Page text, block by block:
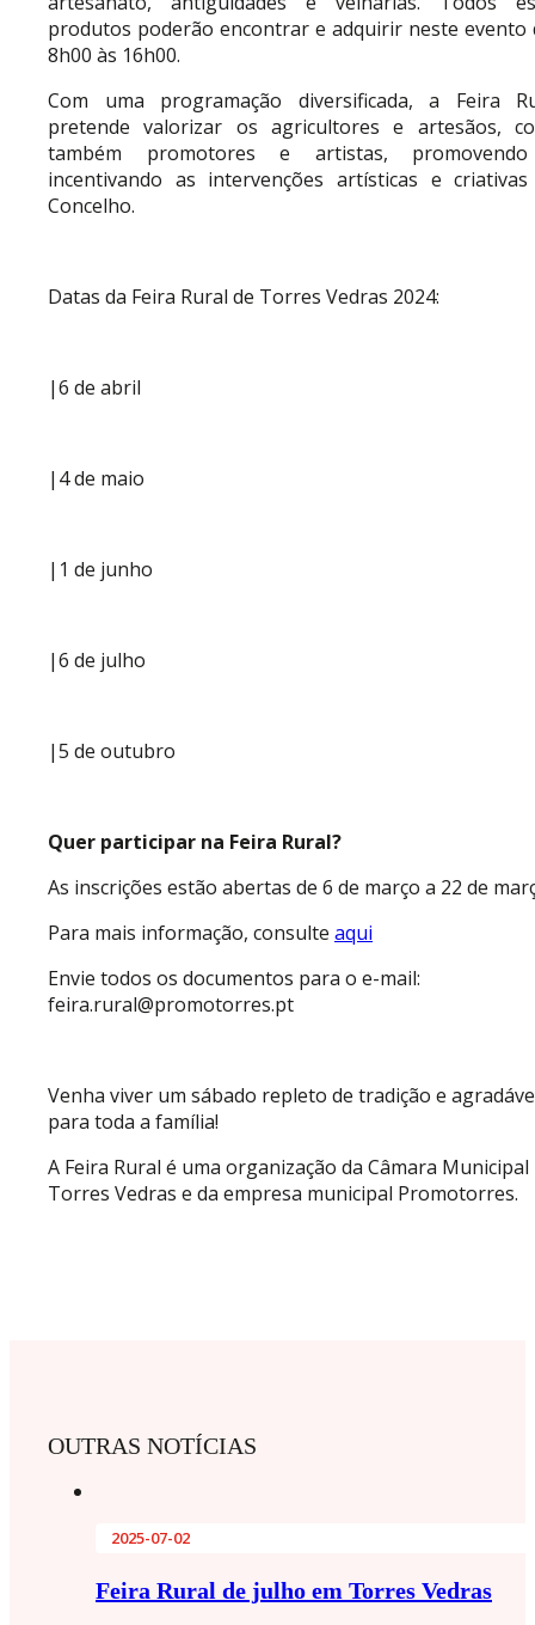
produtos poderão encontrar e adquirir neste evento
8h00 às 16h00.
Com uma programação diversificada, a Feira
pretende valorizar os agricultores e artesãos,
também promotores e artistas,
incentivando as intervenções artísticas e
Concelho.
Datas da Feira Rural de Torres Vedras 2024:
|6 de abril
|4 de maio
|1 de junho
|6 de julho
|5 de outubro
Quer participar na Feira Rural?
As inscrições estão abertas de 6 de março a 22 de
Para mais informação, consulte aqui
Envie todos os documentos para o e-mail:
feira.rural@promotorres.pt
Venha viver um sábado repleto de tradição e
para toda a família!
A Feira Rural é uma organização da Câmara Municipal
Torres Vedras e da empresa municipal Promotorres.
OUTRAS NOTÍCIAS
2025-07-02
Feira Rural de julho em Torres Vedras